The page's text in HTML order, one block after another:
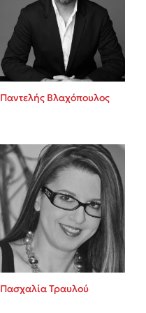
Παντελής Βλαχόπουλος
Πασχαλία Τραυλού